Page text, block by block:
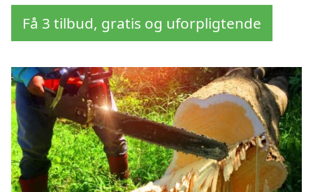
Få 3 tilbud, gratis og uforpligtende